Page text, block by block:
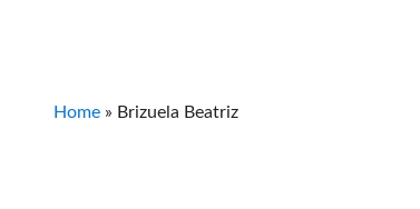
Home » Brizuela Beatriz